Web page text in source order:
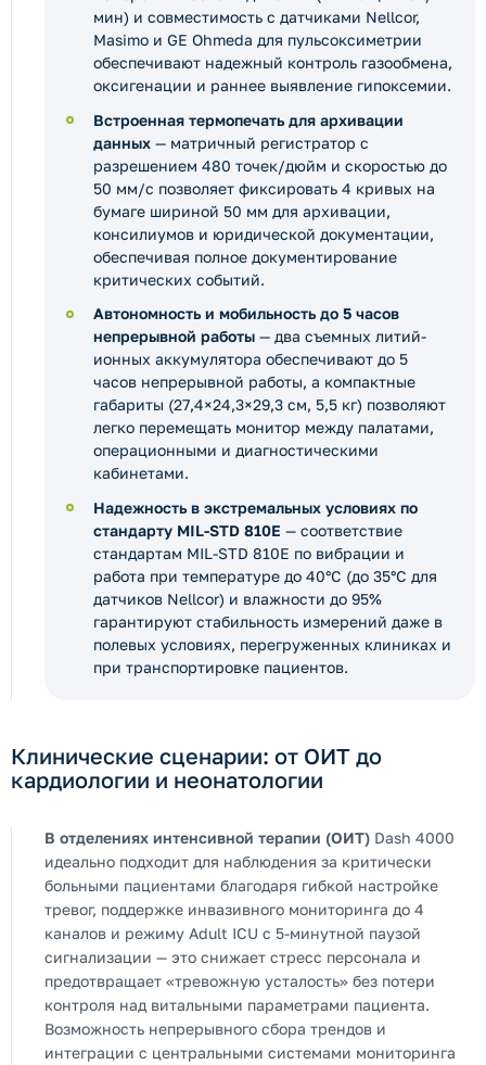
мин) и совместимость с датчиками Nellcor,
Masimo и GE Ohmeda для пульсоксиметрии
обеспечивают надежный контроль газообмена,
оксигенации и раннее выявление гипоксемии.
Встроенная термопечать для архивации
данных — матричный регистратор с
разрешением 480 точек/дюйм и скоростью до
50 мм/с позволяет фиксировать 4 кривых на
бумаге шириной 50 мм для архивации,
консилиумов и юридической документации,
обеспечивая полное документирование
критических событий.
Автономность и мобильность до 5 часов
непрерывной работы — два съемных литий-
ионных аккумулятора обеспечивают до 5
часов непрерывной работы, а компактные
габариты (27,4×24,3×29,3 см, 5,5 кг) позволяют
легко перемещать монитор между палатами,
операционными и диагностическими
кабинетами.
Надежность в экстремальных условиях по
стандарту MIL-STD 810E — соответствие
стандартам MIL-STD 810E по вибрации и
работа при температуре до 40°C (до 35°C для
датчиков Nellcor) и влажности до 95%
гарантируют стабильность измерений даже в
полевых условиях, перегруженных клиниках и
при транспортировке пациентов.
Клинические сценарии: от ОИТ до
кардиологии и неонатологии
В отделениях интенсивной терапии (ОИТ) Dash 4000
идеально подходит для наблюдения за критически
больными пациентами благодаря гибкой настройке
тревог, поддержке инвазивного мониторинга до 4
каналов и режиму Adult ICU с 5-минутной паузой
сигнализации — это снижает стресс персонала и
предотвращает «тревожную усталость» без потери
контроля над витальными параметрами пациента.
Возможность непрерывного сбора трендов и
интеграции с центральными системами мониторинга